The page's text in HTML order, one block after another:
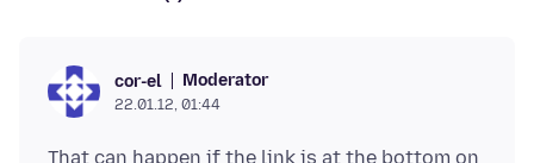
cor-el Moderator
22.01.12, 01:44
That can happen if the link is at the bottom on